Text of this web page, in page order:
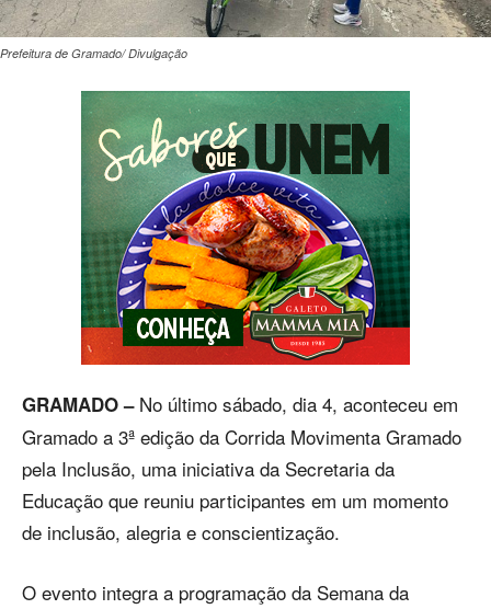
Prefeitura de Gramado/ Divulgação
GRAMADO – No último sábado, dia 4, aconteceu em
Gramado a 3ª edição da Corrida Movimenta Gramado
pela Inclusão, uma iniciativa da Secretaria da
Educação que reuniu participantes em um momento
de inclusão, alegria e conscientização.
O evento integra a programação da Semana da